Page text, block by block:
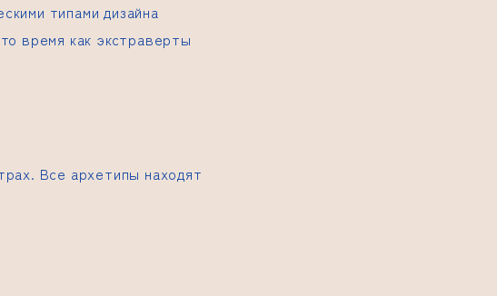
типами дизайна
время как экстраверты
Все архетипы находят